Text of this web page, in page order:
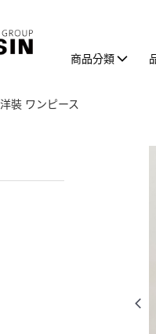
商品分類
洋裝 ワンピース